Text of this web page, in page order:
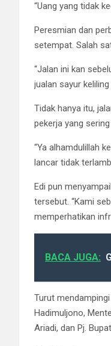
“Uang yang tidak
Peresmian dan
setempat. Salah
“Jalan ini kan
jualan sayur
Tidak hanya itu,
pekerja yang
“Ya alhamdulillah
lancar tidak
Edi pun
tersebut. “Kami
memperhatikan
BACA JUGA:
Turut
Hadimuljono,
Ariadi, dan Pj.